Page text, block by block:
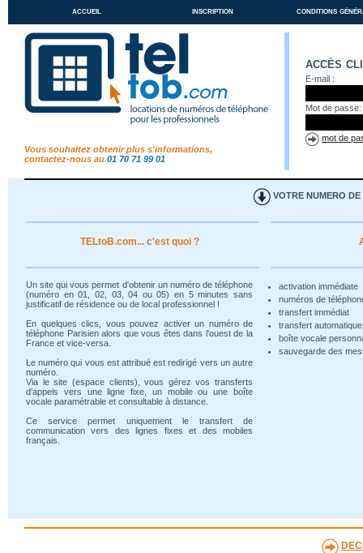
accueil inscription conditions
Vous souhaitez obtenir plus s'informations,
contactez-nous au 01 70 71 99 01
accès
E-mail :
Mot de passe:
mot de
VOTRE NUMERO DE
TELtoB.com... c'est quoi ?
Un site qui vous permet d'obtenir un numéro de téléphone
(numéro en 01, 02, 03, 04 ou 05) en 5 minutes sans
justificatif de résidence ou de local professionnel !
En quelques clics, vous pouvez activer un numéro de
téléphone Parisien alors que vous êtes dans l'ouest de la
France et vice-versa.
Le numéro qui vous est attribué est redirigé vers un autre
numéro.
Via le site (espace clients), vous gérez vos transferts
d'appels vers une ligne fixe, un mobile ou une boîte
vocale paramétrable et consultable à distance.
Ce service permet uniquement le transfert de
communication vers des lignes fixes et des mobiles
français.
activation immédiate
numéros de
transfert immédiat
transfert
boîte vocale
sauvegarde des